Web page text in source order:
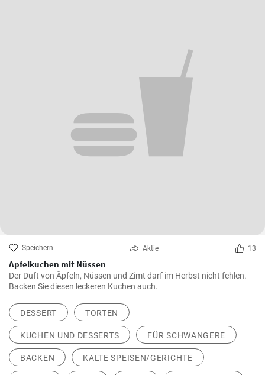
Speichern Aktie 13
Apfelkuchen mit Nüssen
Der Duft von Äpfeln, Nüssen und Zimt darf im Herbst nicht fehlen.
Backen Sie diesen leckeren Kuchen auch.
DESSERT TORTEN
KUCHEN UND DESSERTS FÜR SCHWANGERE
BACKEN KALTE SPEISEN/GERICHTE